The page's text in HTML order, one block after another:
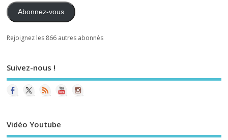
Abonnez-vous
Rejoignez les 866 autres abonnés
Suivez-nous !
Vidéo Youtube